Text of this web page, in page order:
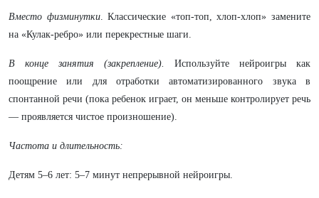
Вместо физминутки. Классические «топ-топ, хлоп-хлоп» замените
на «Кулак-ребро» или перекрестные шаги.
В конце занятия (закрепление).
Используйте нейроигры как
поощрение или для отработки автоматизированного звука в
спонтанной речи (пока ребенок играет, он меньше контролирует речь
— проявляется чистое произношение).
Частота и длительность:
Детям 5–6 лет: 5–7 минут непрерывной нейроигры.